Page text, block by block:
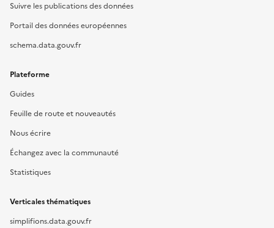
Suivre les publications des données
Portail des données européennes
schema.data.gouv.fr
Plateforme
Guides
Feuille de route et nouveautés
Nous écrire
Échangez avec la communauté
Statistiques
Verticales thématiques
simplifions.data.gouv.fr